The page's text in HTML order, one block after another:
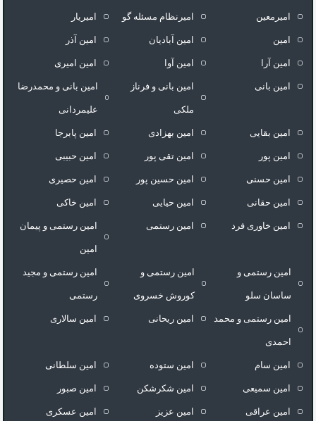
امیرمعین امیرنظام مسئله گو امیریار
امین امین آبادیان امین آذر
امین آرا امین آوا امین امیری
امین بانی امین بانی و فرناز
ملکی
امین بانی و محمدرضا
علیمردانی
امین بقایی امین بهزادی امین پابرجا
امین پور امین تقی پور امین حبیبی
امین حسنی امین حسین پور امین حصیری
امین حقانی امین حیایی امین خاکی
امین خاوری فرد امین رستمی امین رستمی و پیمان
امین
امین رستمی و
ساسان سلو
امین رستمی و
کوروش خسروی
امین رستمی و مجید
رستمی
امین رستمی و محمد
احمدی
امین ریحانی امین سالاری
امین سام امین ستوده امین سلطانی
امین سمیعی امین شکرشکن امین صبور
امین عراقی امین عزیز امین عسکری